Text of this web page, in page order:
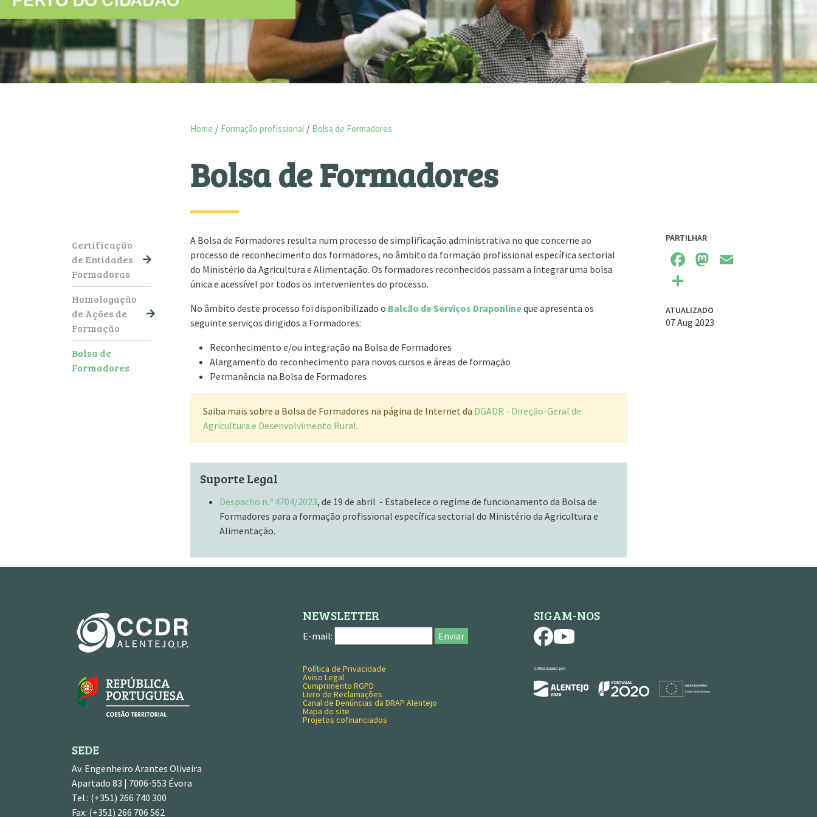
Home Formação profissional Bolsa de Formadores
Bolsa de Formadores
Certificação
de Entidades
Formadoras
Homologação
de Ações de
Formação
Bolsa de
Formadores
A Bolsa de Formadores resulta num processo de simplificação administrativa no que concerne ao
processo de reconhecimento dos formadores, no âmbito da formação profissional específica sectorial
do Ministério da Agricultura e Alimentação. Os formadores reconhecidos passam a integrar uma bolsa
única e acessível por todos os intervenientes do processo.
No âmbito deste processo foi disponibilizado o Balcão de Serviços Draponlineque apresenta os
seguinte serviços dirigidos a Formadores:
Reconhecimento e/ou integração na Bolsa de Formadores
Alargamento do reconhecimento para novos cursos e áreas de formação
Permanência na Bolsa de Formadores
Saiba mais sobre a Bolsa de Formadores na página de Internet da DGADR - Direção-Geral de
Agricultura e Desenvolvimento Rural.
Despacho n.º 4704/2023, de 19 de abril - Estabelece o regime de funcionamento da Bolsa de
Formadores para a formação profissional específica sectorial do Ministério da Agricultura e
Alimentação.
Suporte Legal
PARTILHAR
Facebook
Mastodon
ATUALIZADO
07 Aug 2023
SEDE
Av. Engenheiro Arantes Oliveira
Apartado 83 | 7006-553 Évora
Tel.: (+351) 266 740 300
Fax: (+351) 266 706 562
NEWSLETTER
E-mail: Enviar
MENU RODAPÉ
Política de Privacidade
Aviso Legal
Cumprimento RGPD
Livro de Reclamações
Canal de Denúncias da DRAP Alentejo
Mapa do site
Projetos cofinanciados
SIGAM-NOS